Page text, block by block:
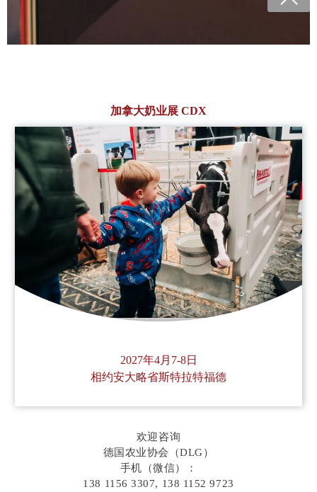
加拿大奶业展 CDX
2027年4月7-8日
相约安大略省斯特拉特福德
欢迎咨询
德国农业协会（DLG）
手机（微信）：
138 1156 3307, 138 1152 9723